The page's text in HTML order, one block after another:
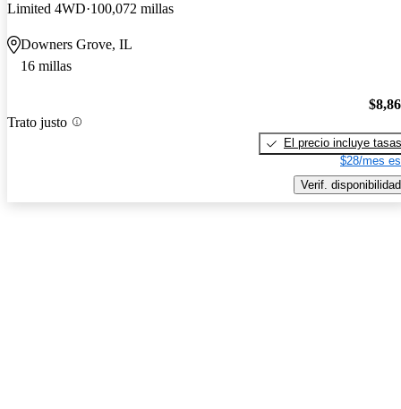
Limited 4WD 100,072 millas
Downers Grove, IL
16 millas
Trato justo
El precio incluye tasas
$28/mes
Verif. disponibilidad